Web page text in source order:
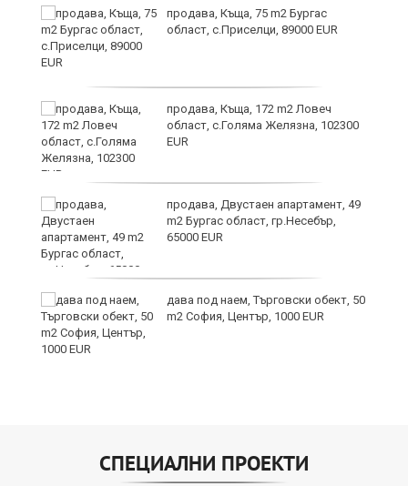
продава, Къща, 75 m2 Бургас
област, с.Приселци, 89000 EUR
продава, Къща, 172 m2 Ловеч
област, с.Голяма Желязна, 102300
EUR
продава, Двустаен апартамент, 49
m2 Бургас област, гр.Несебър,
65000 EUR
дава под наем, Търговски обект, 50
m2 София, Център, 1000 EUR
СПЕЦИАЛНИ ПРОЕКТИ